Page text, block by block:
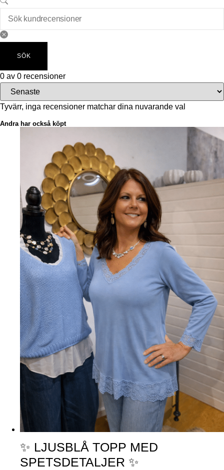
SÖK
0 av 0 recensioner
Tyvärr, inga recensioner matchar dina nuvarande val
Andra har också köpt
✨ LJUSBLÅ TOPP MED
SPETSDETALJER ✨